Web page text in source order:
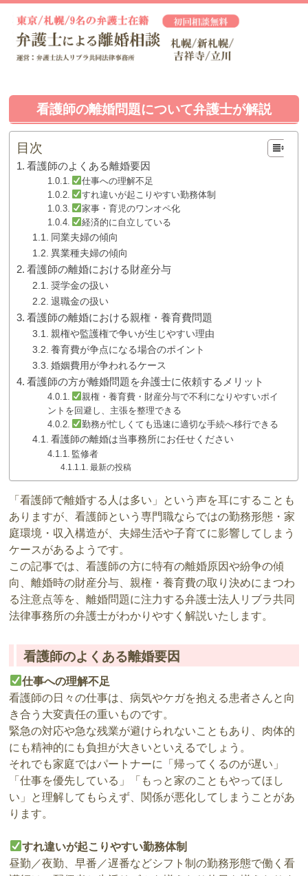
看護師の離婚問題について弁護士が解説
目次
看護師のよくある離婚要因
仕事への理解不足
すれ違いが起こりやすい勤務体制
家事・育児のワンオペ化
経済的に自立している
同業夫婦の傾向
異業種夫婦の傾向
看護師の離婚における財産分与
奨学金の扱い
退職金の扱い
看護師の離婚における親権・養育費問題
親権や監護権で争いが生じやすい理由
養育費が争点になる場合のポイント
婚姻費用が争われるケース
看護師の方が離婚問題を弁護士に依頼するメリット
親権・養育費・財産分与で不利になりやすいポイ
ントを回避し、主張を整理できる
勤務が忙しくても迅速に適切な手続へ移行できる
看護師の離婚は当事務所にお任せください
監修者
最新の投稿
「看護師で離婚する人は多い」という声を耳にすることも
ありますが、看護師という専門職ならではの勤務形態・家
庭環境・収入構造が、夫婦生活や子育てに影響してしまう
ケースがあるようです。
この記事では、看護師の方に特有の離婚原因や紛争の傾
向、離婚時の財産分与、親権・養育費の取り決めにまつわ
る注意点等を、離婚問題に注力する弁護士法人リブラ共同
法律事務所の弁護士がわかりやすく解説いたします。
看護師のよくある離婚要因
仕事への理解不足
看護師の日々の仕事は、病気やケガを抱える患者さんと向
き合う大変責任の重いものです。
緊急の対応や急な残業が避けられないこともあり、肉体的
にも精神的にも負担が大きいといえるでしょう。
それでも家庭ではパートナーに「帰ってくるのが遅い」
「仕事を優先している」「もっと家のこともやってほし
い」と理解してもらえず、関係が悪化してしまうことがあ
ります。
すれ違いが起こりやすい勤務体制
昼勤／夜勤、早番／遅番などシフト制の勤務形態で働く看